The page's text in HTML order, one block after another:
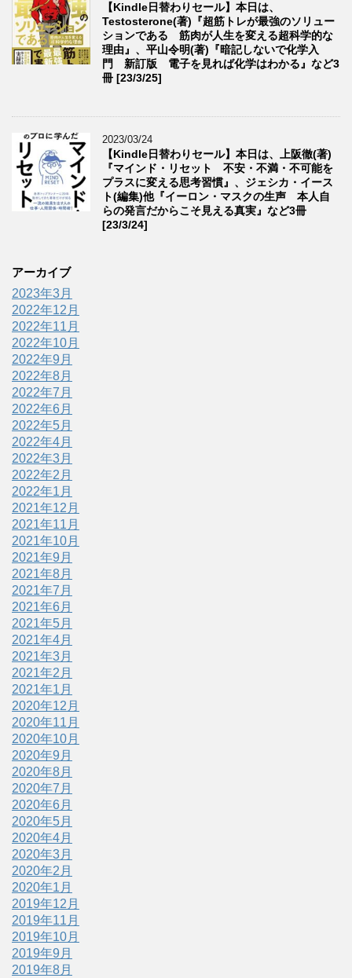
【Kindle日替わりセール】本日は、
Testosterone(著)『超筋トレが最強のソリュー
ションである 筋肉が人生を変える超科学的な
理由』、平山令明(著)『暗記しないで化学入
門 新訂版 電子を見れば化学はわかる』など3
冊 [23/3/25]
2023/03/24
【Kindle日替わりセール】本日は、上阪徹(著)
『マインド・リセット 不安・不満・不可能を
プラスに変える思考習慣』、ジェシカ・イース
ト(編集)他『イーロン・マスクの生声 本人自
らの発言だからこそ見える真実』など3冊
[23/3/24]
アーカイブ
2023年3月
2022年12月
2022年11月
2022年10月
2022年9月
2022年8月
2022年7月
2022年6月
2022年5月
2022年4月
2022年3月
2022年2月
2022年1月
2021年12月
2021年11月
2021年10月
2021年9月
2021年8月
2021年7月
2021年6月
2021年5月
2021年4月
2021年3月
2021年2月
2021年1月
2020年12月
2020年11月
2020年10月
2020年9月
2020年8月
2020年7月
2020年6月
2020年5月
2020年4月
2020年3月
2020年2月
2020年1月
2019年12月
2019年11月
2019年10月
2019年9月
2019年8月